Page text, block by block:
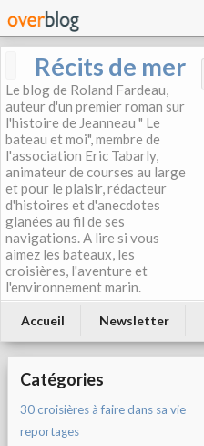
Récits de mer
Le blog de Roland Fardeau,
auteur d'un premier roman sur
l'histoire de Jeanneau " Le
bateau et moi", membre de
l'association Eric Tabarly,
animateur de courses au large
et pour le plaisir, rédacteur
d'histoires et d'anecdotes
glanées au fil de ses
navigations. A lire si vous
aimez les bateaux, les
croisières, l'aventure et
l'environnement marin.
Accueil Newsletter
Catégories
30 croisières à faire dans sa vie
reportages